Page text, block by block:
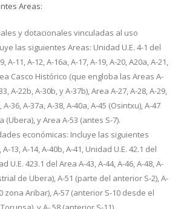
Areas:
y dotacionales vinculadas al uso
las siguientes Areas: Unidad U.E. 4-1 del
A-11, A-12, A-16a, A-17, A-19, A-20, A20a, A-21,
Casco Histórico (que engloba las Areas A-
A-22b, A-30b, y A-37b), Area A-27, A-28, A-29,
A-36, A-37a, A-38, A-40a, A-45 (Osintxu), A-47
(Ubera), y Area A-53 (antes S-7).
económicas: Incluye las siguientes
13, A-14, A-40b, A-41, Unidad U.E. 42.1 del
U.E. 423.1 del Area A-43, A-44, A-46, A-48, A-
de Ubera), A-51 (parte del anterior S-2), A-
zona Aribar), A-57 (anterior S-10 desde el